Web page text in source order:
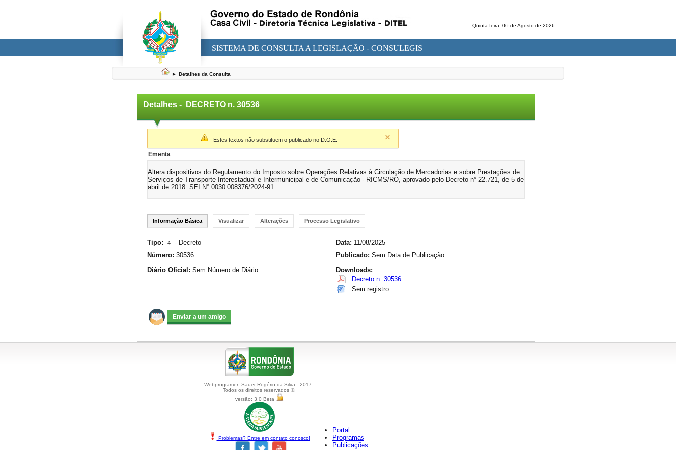
Quinta-feira, 06 de Agosto de 2026
SISTEMA DE CONSULTA A LEGISLAÇÃO - CONSULEGIS
► Detalhes da Consulta
Detalhes - DECRETO n. 30536
▼
Estes textos não substituem o publicado no D.O.E.
Ementa
Altera dispositivos do Regulamento do Imposto sobre Operações Relativas à Circulação de Mercadorias e sobre Prestações de
Serviços de Transporte Interestadual e Intermunicipal e de Comunicação - RICMS/RO, aprovado pelo Decreto n° 22.721, de 5 de
abril de 2018. SEI N° 0030.008376/2024-91.
Informação Básica Visualizar Alterações Processo Legislativo
Tipo: 4 - Decreto Data: 11/08/2025
Número: 30536 Publicado: Sem Data de Publicação.
Diário Oficial: Sem Número de Diário.
Downloads:
Decreto n. 30536
Sem registro.
Webprogramer: Sauer Rogério da Silva - 2017
Todos os direitos reservados ©.
versão: 3.0 Beta
Problemas? Entre em contato conosco!
Portal
Programas
Publicações